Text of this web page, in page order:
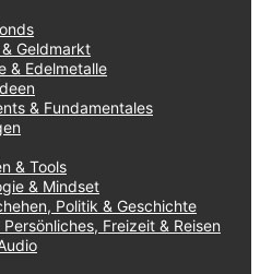
Geldmarkt
& Edelmetalle
& Fundamentales
& Tools
& Mindset
Politik & Geschichte
Freizeit & Reisen